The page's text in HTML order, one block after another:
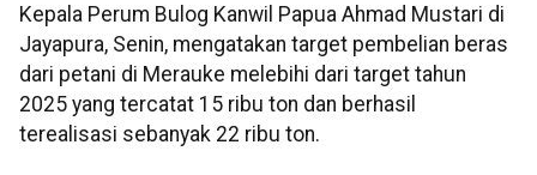
Kepala Perum Bulog Kanwil Papua Ahmad Mustari di
Jayapura, Senin, mengatakan target pembelian beras
dari petani di Merauke melebihi dari target tahun
2025 yang tercatat 15 ribu ton dan berhasil
terealisasi sebanyak 22 ribu ton.